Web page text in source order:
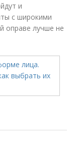
и
с широкими
оправе лучше не